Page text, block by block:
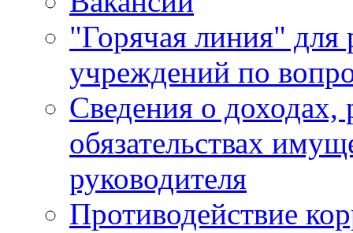
"Горячая линия"
учреждений по
Сведения о доходах,
обязательствах
руководителя
Противодействие